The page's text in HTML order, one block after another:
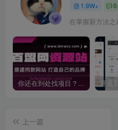
1.9W+ 0
在掌握新方法
你还在到处找项目？还在当韭菜？我靠卖项目一个月收入5万+，曾经我也是个失败者。
上一篇